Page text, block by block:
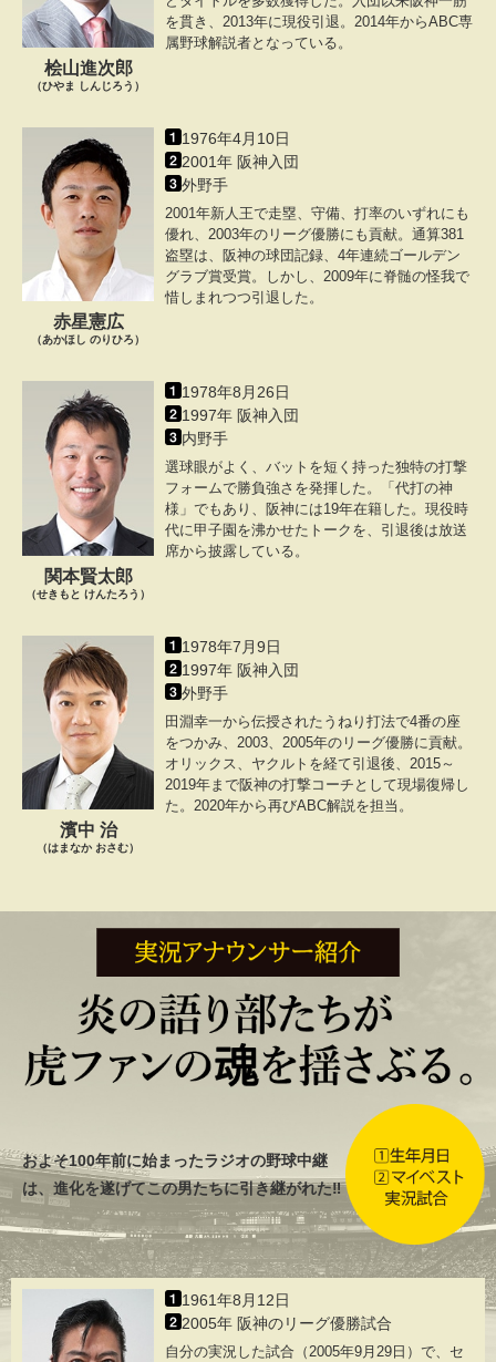
桧山進次郎
（ひやま しんじろう）
を貫き、2013年に現役引退。2014年からABC専
属野球解説者となっている。
赤星憲広
（あかほし のりひろ）
1976年4月10日
2001年 阪神入団
外野手
2001年新人王で走塁、守備、打率のいずれにも
優れ、2003年のリーグ優勝にも貢献。通算381
盗塁は、阪神の球団記録、4年連続ゴールデン
グラブ賞受賞。しかし、2009年に脊髄の怪我で
惜しまれつつ引退した。
関本賢太郎
（せきもと けんたろう）
1978年8月26日
1997年 阪神入団
内野手
選球眼がよく、バットを短く持った独特の打撃
フォームで勝負強さを発揮した。「代打の神
様」でもあり、阪神には19年在籍した。現役時
代に甲子園を沸かせたトークを、引退後は放送
席から披露している。
濱中 治
（はまなか おさむ）
1978年7月9日
1997年 阪神入団
外野手
田淵幸一から伝授されたうねり打法で4番の座
をつかみ、2003、2005年のリーグ優勝に貢献。
オリックス、ヤクルトを経て引退後、2015～
2019年まで阪神の打撃コーチとして現場復帰し
た。2020年から再びABC解説を担当。
およそ100年前に始まったラジオの野球中継
は、進化を遂げてこの男たちに引き継がれた‼
1961年8月12日
2005年 阪神のリーグ優勝試合
自分の実況した試合（2005年9月29日）で、セ